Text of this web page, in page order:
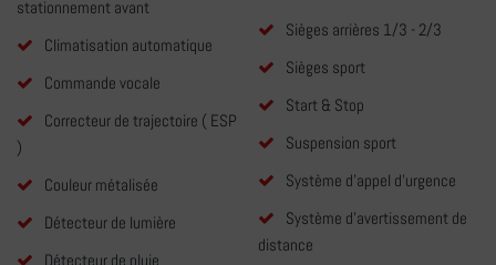
stationnement avant
Climatisation automatique
Commande vocale
Correcteur de trajectoire ( ESP
)
Couleur métalisée
Détecteur de lumière
Détecteur de pluie
Sièges arrières 1/3 - 2/3
Sièges sport
Start & Stop
Suspension sport
Système d'appel d'urgence
Système d'avertissement de
distance